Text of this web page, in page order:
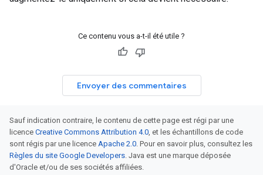
Ce contenu vous a-t-il été utile ?
Envoyer des commentaires
Sauf indication contraire, le contenu de cette page est régi par une
licence Creative Commons Attribution 4.0 , et les échantillons de code
sont régis par une licence Apache 2.0 . Pour en savoir plus, consultez les
Règles du site Google Developers . Java est une marque déposée
d'Oracle et/ou de ses sociétés affiliées.